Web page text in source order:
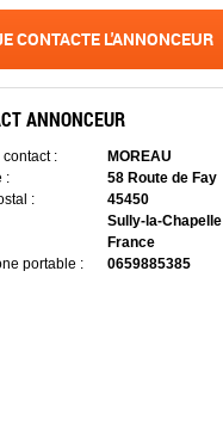
CONTACTE L'ANNONCEUR
ANNONCEUR
contact :
MOREAU
:
58 Route de Fay
:
45450
Sully-la-Chapelle
France
portable :
0659885385